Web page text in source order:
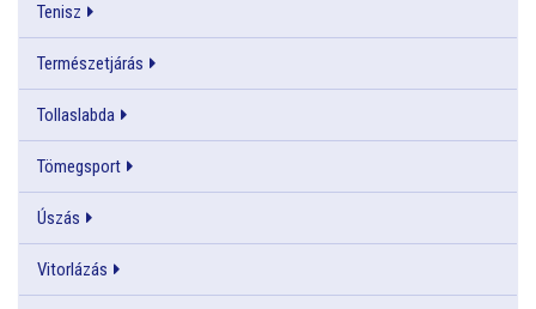
Tenisz
Természetjárás
Tollaslabda
Tömegsport
Úszás
Vitorlázás